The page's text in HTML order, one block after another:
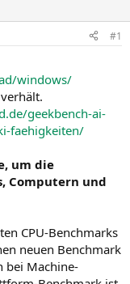
#1
windows/
geekbench-ai-
faehigkeiten/
um die
Computern und
CPU-Benchmarks
neuen Benchmark
bei Machine-